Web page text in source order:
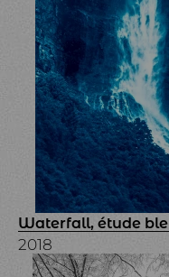
Waterfall, étude
2018